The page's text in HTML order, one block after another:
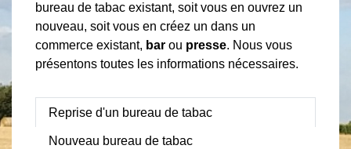
bureau de tabac existant, soit vous en ouvrez un
nouveau, soit vous en créez un dans un
commerce existant, bar ou presse. Nous vous
présentons toutes les informations nécessaires.
Reprise d'un bureau de tabac
Nouveau bureau de tabac